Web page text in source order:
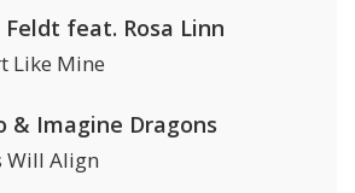
Feldt feat. Rosa Linn
Like Mine
& Imagine Dragons
Will Align